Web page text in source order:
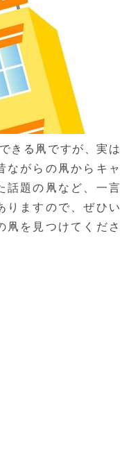
きる凧ですが、実は
ながらの凧からキャ
話題の凧など、一言
りますので、ぜひい
凧を見つけてくださ